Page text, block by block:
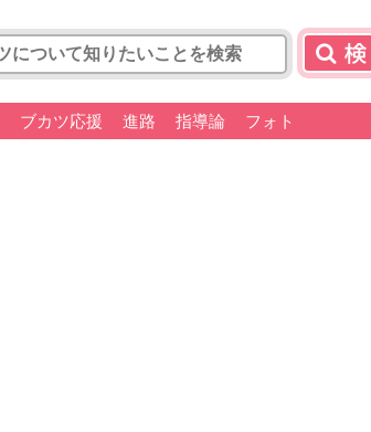
ブカツ応援 進路 指導論 フォト